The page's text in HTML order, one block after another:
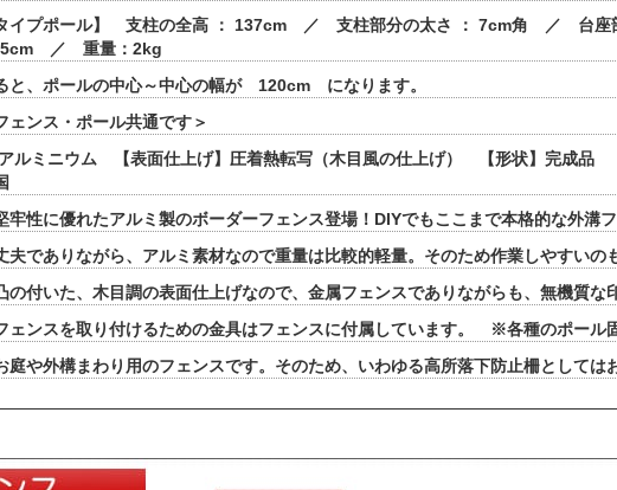
タイプポール】 支柱の全高 ： 137cm ／ 支柱部分の太さ ： 7cm角 ／ 台
／ 重量：2kg
と、ポールの中心～中心の幅が 120cm になります。
ェンス・ポール共通です＞
アルミニウム 【表面仕上げ】圧着熱転写（木目風の仕上げ） 【形状】完成品
牢性に優れたアルミ製のボーダーフェンス登場！DIYでもここまで本格的な外溝
夫でありながら、アルミ素材なので重量は比較的軽量。そのため作業しやすいの
の付いた、木目調の表面仕上げなので、金属フェンスでありながらも、無機質な
ェンスを取り付けるための金具はフェンスに付属しています。 ※各種のポール
や外構まわり用のフェンスです。そのため、いわゆる高所落下防止柵としては